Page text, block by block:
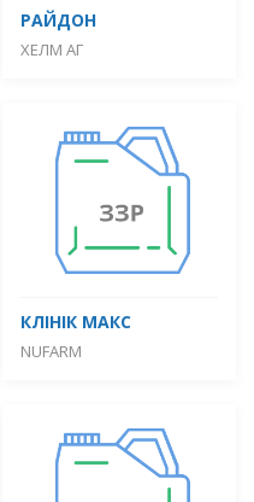
РАЙДОН
ХЕЛМ АГ
КЛІНІК МАКС
NUFARM